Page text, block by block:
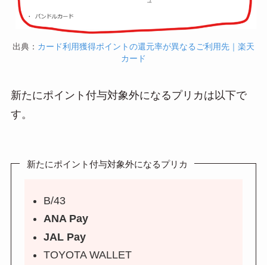
出典： カード利用獲得ポイントの還元率が異なるご利用先｜楽天
カード
新たにポイント付与対象外になるプリカは以下で
す。
新たにポイント付与対象外になるプリカ
B/43
ANA Pay
JAL Pay
TOYOTA WALLET